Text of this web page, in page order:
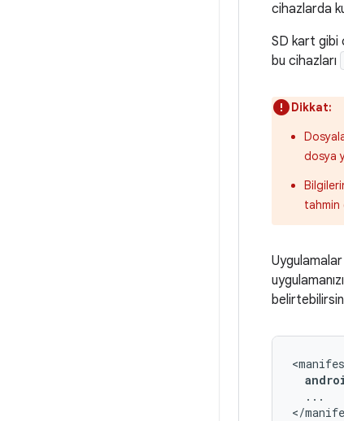
cihazlarda
SD kart gibi
bu cihazları
Dikkat:
dosya
tahmin
...
</